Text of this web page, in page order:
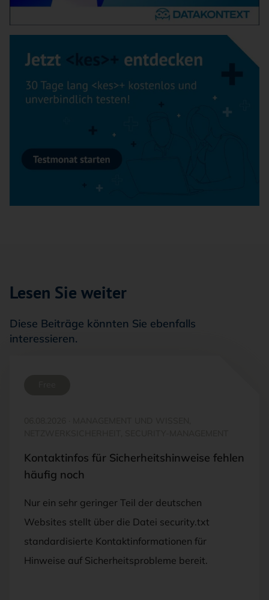
Lesen Sie weiter
Diese Beiträge könnten Sie ebenfalls
interessieren.
Kontaktinfos für Sicherheitshinweise fehlen
häufig noch
Nur ein sehr geringer Teil der deutschen
Websites stellt über die Datei security.txt
standardisierte Kontaktinformationen für
Hinweise auf Sicherheitsprobleme bereit.